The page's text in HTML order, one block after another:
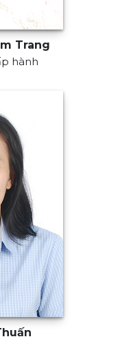
Trang
hành